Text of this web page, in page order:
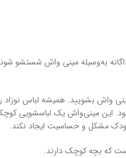
به‌وسیله مینی واش شستشو
واش بشویید. همیشه لباس
این مینی‌واش یک لباسشویی کوچک
مشکل و حساسیت ایجاد نکند.